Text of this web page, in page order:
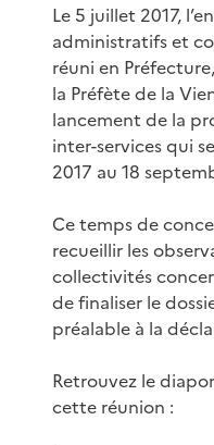
Le 5 juillet 2017,
administratifs et
réuni en
la Préfète de la
lancement de la
inter-services qui
2017 au 18
Ce temps de
recueillir les
collectivités
de finaliser le
préalable à la
Retrouvez le
cette réunion :